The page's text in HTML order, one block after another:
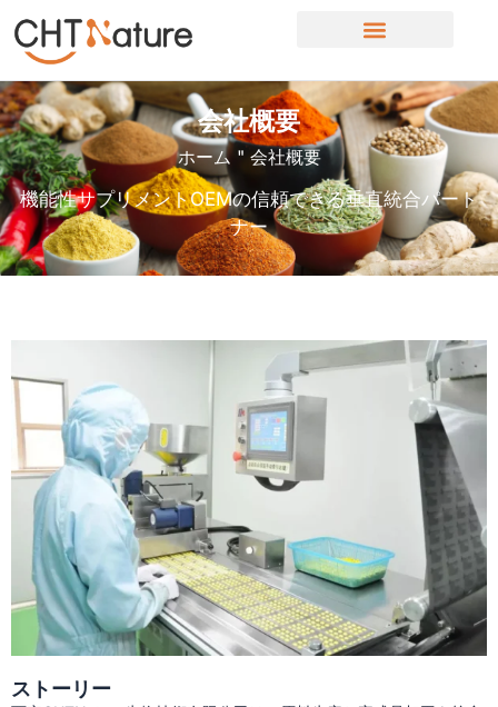
会社概要
ホーム" 会社概要
機能性サプリメントOEMの信頼できる垂直統合パート
ナー
ストーリー